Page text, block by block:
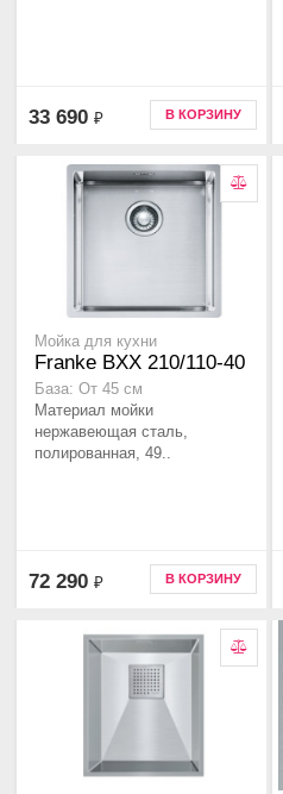
33 690 ₽ В КОРЗИНУ
Мойка для кухни
Franke BXX 210/110-40
База: От 45 см
Материал мойки
нержавеющая сталь,
полированная, 49..
72 290 ₽ В КОРЗИНУ